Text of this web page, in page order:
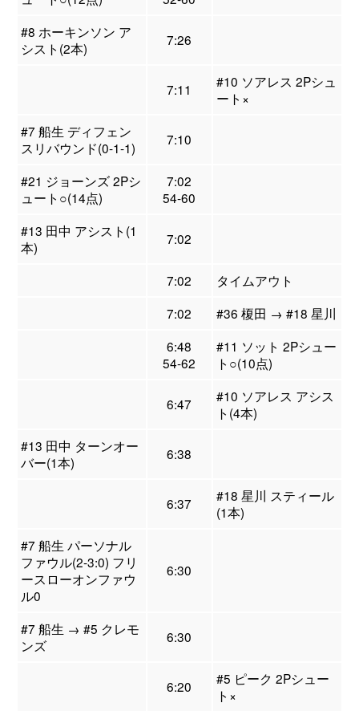
#8 ホーキンソン ア
シスト(2本)
7:26
7:11
#10 ソアレス 2Pシュ
ート×
#7 船生 ディフェン
スリバウンド(0-1-1)
7:10
#21 ジョーンズ 2Pシ
ュート○(14点)
7:02
54-60
#13 田中 アシスト(1
本)
7:02
7:02
タイムアウト
7:02
#36 榎田 → #18 星川
6:48
54-62
#11 ソット 2Pシュー
ト○(10点)
6:47
#10 ソアレス アシス
ト(4本)
#13 田中 ターンオー
バー(1本)
6:38
6:37
#18 星川 スティール
(1本)
#7 船生 パーソナル
ファウル(2-3:0) フリ
ースローオンファウ
ル0
6:30
#7 船生 → #5 クレモ
ンズ
6:30
6:20
#5 ピーク 2Pシュー
ト×